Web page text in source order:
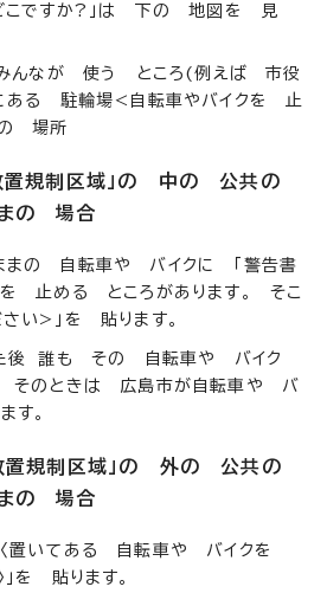
こですか?」は 下の 地図を 見
んなが 使う ところ(例えば 市役
ある 駐輪場<自転車やバイクを 止
場所
規制区域」の 中の 公共の
の 場合
まの 自転車や バイクに 「警告書
止める ところがあります。 そこ
い>」を 貼ります。
た後 誰も その 自転車や バイク
そのときは 広島市が自転車や バ
す。
置規制区域」の 外の 公共の
の 場合
置いてある 自転車や バイクを
」を 貼ります。